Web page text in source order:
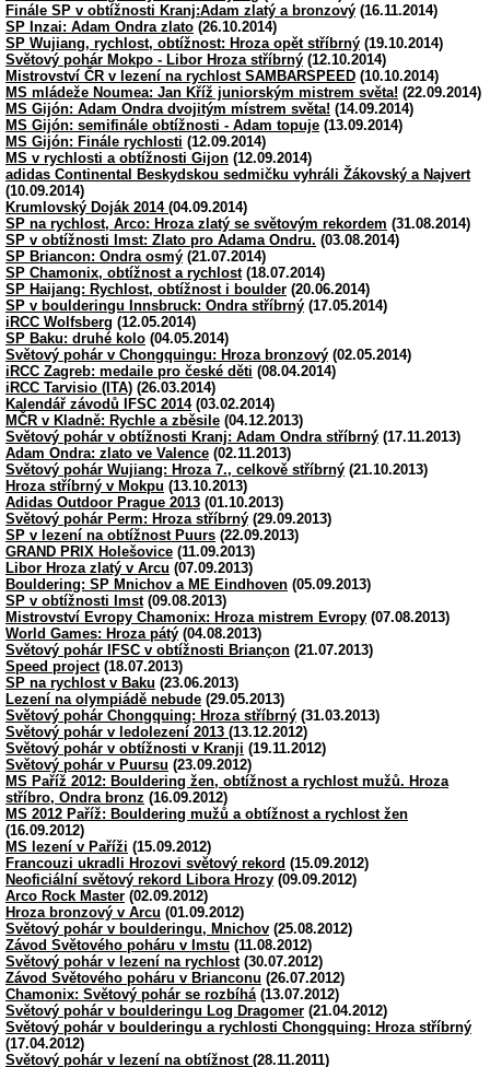
Finále SP v obtížnosti Kranj:Adam zlatý a bronzový (16.11.2014)
SP Inzai: Adam Ondra zlato (26.10.2014)
SP Wujiang, rychlost, obtížnost: Hroza opět stříbrný (19.10.2014)
Světový pohár Mokpo - Libor Hroza stříbrný (12.10.2014)
Mistrovství ČR v lezení na rychlost SAMBARSPEED (10.10.2014)
MS mládeže Noumea: Jan Kříž juniorským mistrem světa! (22.09.2014)
MS Gijón: Adam Ondra dvojitým místrem světa! (14.09.2014)
MS Gijón: semifinále obtížnosti - Adam topuje (13.09.2014)
MS Gijón: Finále rychlosti (12.09.2014)
MS v rychlosti a obtížnosti Gijon (12.09.2014)
adidas Continental Beskydskou sedmičku vyhráli Žákovský a Najvert
(10.09.2014)
Krumlovský Doják 2014 (04.09.2014)
SP na rychlost, Arco: Hroza zlatý se světovým rekordem (31.08.2014)
SP v obtížnosti Imst: Zlato pro Adama Ondru. (03.08.2014)
SP Briancon: Ondra osmý (21.07.2014)
SP Chamonix, obtížnost a rychlost(18.07.2014)
SP Haijang: Rychlost, obtížnost i boulder (20.06.2014)
SP v boulderingu Innsbruck: Ondra stříbrný (17.05.2014)
iRCC Wolfsberg (12.05.2014)
SP Baku: druhé kolo (04.05.2014)
Světový pohár v Chongquingu: Hroza bronzový (02.05.2014)
iRCC Zagreb: medaile pro české děti (08.04.2014)
iRCC Tarvisio (ITA) (26.03.2014)
Kalendář závodů IFSC 2014(03.02.2014)
MČR v Kladně: Rychle a zběsile (04.12.2013)
Světový pohár v obtížnosti Kranj: Adam Ondra stříbrný (17.11.2013)
Adam Ondra: zlato ve Valence (02.11.2013)
Světový pohár Wujiang: Hroza 7., celkově stříbrný (21.10.2013)
Hroza stříbrný v Mokpu (13.10.2013)
Adidas Outdoor Prague 2013 (01.10.2013)
Světový pohár Perm: Hroza stříbrný (29.09.2013)
SP v lezení na obtížnost Puurs (22.09.2013)
GRAND PRIX Holešovice (11.09.2013)
Libor Hroza zlatý v Arcu (07.09.2013)
Bouldering: SP Mnichov a ME Eindhoven (05.09.2013)
SP v obtížnosti Imst(09.08.2013)
Mistrovství Evropy Chamonix: Hroza mistrem Evropy (07.08.2013)
World Games: Hroza pátý (04.08.2013)
Světový pohár IFSC v obtížnosti Briançon (21.07.2013)
Speed project(18.07.2013)
SP na rychlost v Baku (23.06.2013)
Lezení na olympiádě nebude (29.05.2013)
Světový pohár Chongquing: Hroza stříbrný (31.03.2013)
Světový pohár v ledolezení 2013 (13.12.2012)
Světový pohár v obtížnosti v Kranji (19.11.2012)
Světový pohár v Puursu (23.09.2012)
MS Paříž 2012: Bouldering žen, obtížnost a rychlost mužů. Hroza
stříbro, Ondra bronz (16.09.2012)
MS 2012 Paříž: Bouldering mužů a obtížnost a rychlost žen
(16.09.2012)
MS lezení v Paříži (15.09.2012)
Francouzi ukradli Hrozovi světový rekord (15.09.2012)
Neoficiální světový rekord Libora Hrozy (09.09.2012)
Arco Rock Master (02.09.2012)
Hroza bronzový v Arcu (01.09.2012)
Světový pohár v boulderingu, Mnichov (25.08.2012)
Závod Světového poháru v Imstu (11.08.2012)
Světový pohár v lezení na rychlost(30.07.2012)
Závod Světového poháru v Brianconu (26.07.2012)
Chamonix: Světový pohár se rozbíhá (13.07.2012)
Světový pohár v boulderingu Log Dragomer (21.04.2012)
Světový pohár v boulderingu a rychlosti Chongquing: Hroza stříbrný
(17.04.2012)
Světový pohár v lezení na obtížnost (28.11.2011)